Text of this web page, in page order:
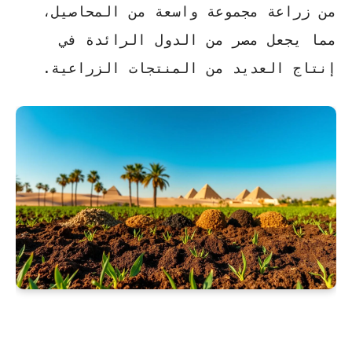
من زراعة مجموعة واسعة من المحاصيل،
مما يجعل مصر من الدول الرائدة في
إنتاج العديد من المنتجات الزراعية.